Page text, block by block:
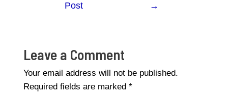
Post
→
Leave a Comment
Your email address will not be published.
Required fields are marked *